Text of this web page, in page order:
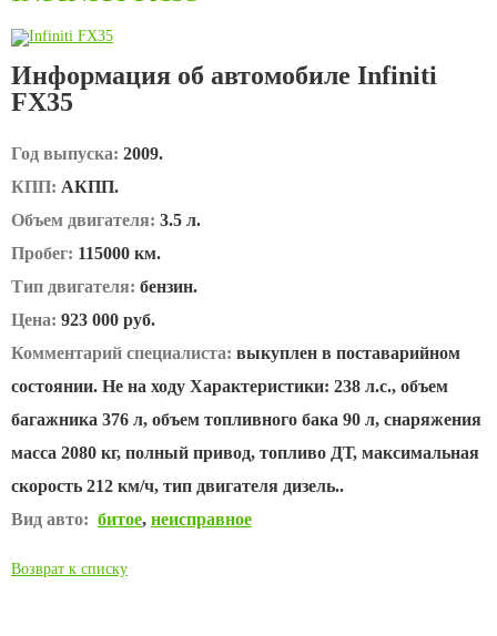
Информация об автомобиле Infiniti
FX35
Год выпуска: 2009.
КПП: АКПП.
Объем двигателя: 3.5 л.
Пробег: 115000 км.
Тип двигателя: бензин.
Цена: 923 000 руб.
Комментарий специалиста: выкуплен в поставарийном
состоянии. Не на ходу Характеристики: 238 л.с., объем
багажника 376 л, объем топливного бака 90 л, снаряжения
масса 2080 кг, полный привод, топливо ДТ, максимальная
скорость 212 км/ч, тип двигателя дизель..
Вид авто: битое, неисправное
Возврат к списку